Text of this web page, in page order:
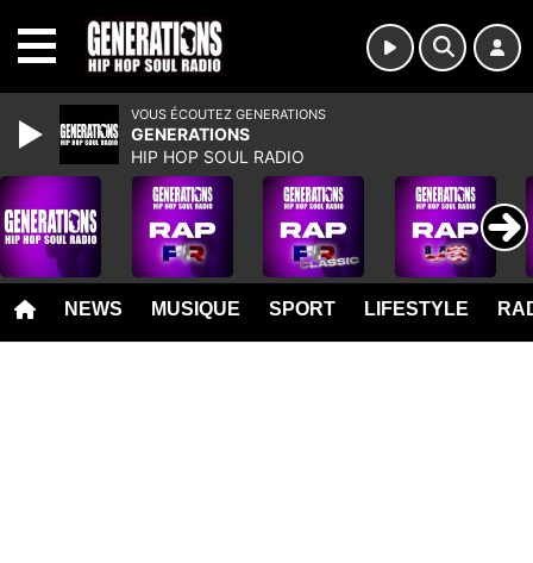
NEWS MUSIQUE SPORT LIFESTYLE
VOUS ÉCOUTEZ GENERATIONS
GENERATIONS
HIP HOP SOUL RADIO